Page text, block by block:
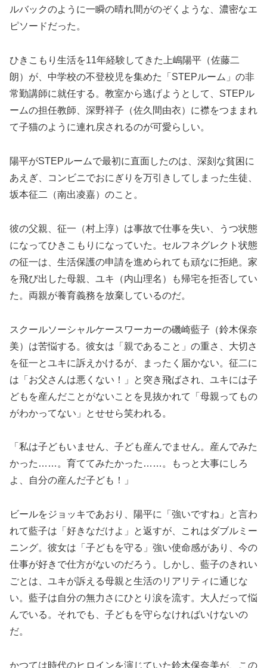
ルバックのように一瞬の晴れ間がのぞくような、濃密なエ
ピソードだった。
ひきこもり生活を11年経験してきた上嶋陽平（佐藤二
朗）が、中学校の不登校児を集めた「STEPルーム」の非
常勤講師に就任する。教室から逃げようとして、STEPル
ームの担任教師、深野祥子（佐久間由衣）に襟をつままれ
て子猫のように連れ戻されるのが可愛らしい。
陽平がSTEPルームで最初に直面したのは、深刻な貧困に
あえぎ、コンビニでおにぎりを万引きしてしまった生徒、
坂本征二（南出凌嘉）のこと。
彼の父親、征一（村上淳）は事故で仕事を失い、うつ状態
になってひきこもりになっていた。セルフネグレクト状態
の征一は、生活保護の申請を進められても頑なに拒絶。家
を飛び出した母親、ユキ（内山理名）も帰宅を拒否してい
た。両親が養育義務を放棄しているのだ。
スクールソーシャルケースワーカーの磯崎藍子（鈴木保奈
美）は苦悩する。彼女は「親であること」の重さ、大切さ
を征一とユキに訴えかけるが、まったく届かない。征二に
は「お父さんは悪くない！」と突き飛ばされ、ユキには子
どもを産んだことがないことを見抜かれて「母親ってもの
がわかってない」とせせら笑われる。
「私は子どもいません、子ども産んでません。産んでみた
かった……。育ててみたかった……。もっと大事にしろ
よ、自分の産んだ子ども！」
ビールをジョッキであおり、陽平に「強いですね」と言わ
れて藍子は「好きなだけよ」と返すが、これはダブルミー
ニング。彼女は「子どもを守る」強い使命感があり、今の
仕事が好きで仕方がないのだろう。しかし、藍子のきれい
ごとは、ユキが訴える母親と生活のリアリティに通じな
い。藍子は自分の無力さにひとり涙を流す。大人だって悩
んでいる。それでも、子どもを守らなければいけないの
だ。
かつては時代のヒロインを演じていた鈴木保奈美が、この